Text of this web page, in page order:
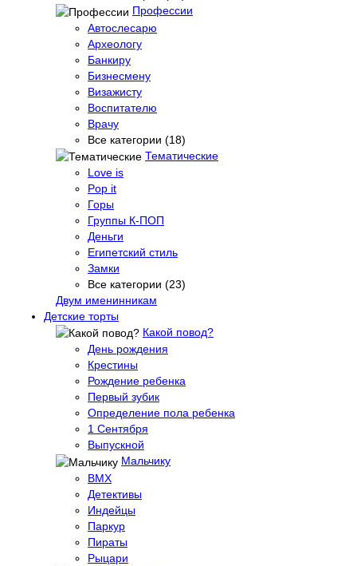
Профессии
Автослесарю
Археологу
Банкиру
Бизнесмену
Визажисту
Воспитателю
Врачу
Все категории (18)
Тематические
Love is
Pop it
Горы
Группы К-ПОП
Деньги
Египетский стиль
Замки
Все категории (23)
Двум именинникам
Детские торты
Какой повод?
День рождения
Крестины
Рождение ребенка
Первый зубик
Определение пола ребенка
1 Сентября
Выпускной
Мальчику
BMX
Детективы
Индейцы
Паркур
Пираты
Рыцари